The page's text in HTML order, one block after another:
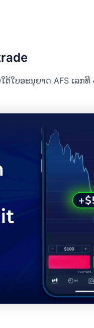
ຕ້ໃບອະນຸຍາດ AFS ເລກ